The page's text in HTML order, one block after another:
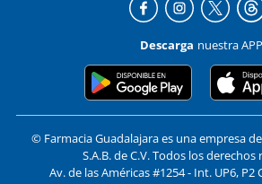
Descarga nuestra APP
© Farmacia Guadalajara es una empresa
S.A.B. de C.V. Todos los derechos
Av. de las Américas #1254 - Int. UP6, P2